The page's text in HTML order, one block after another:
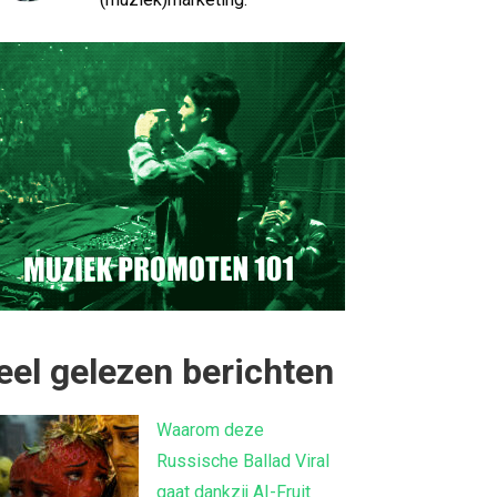
gelezen berichten
Waarom deze
Russische Ballad Viral
gaat dankzij AI-Fruit